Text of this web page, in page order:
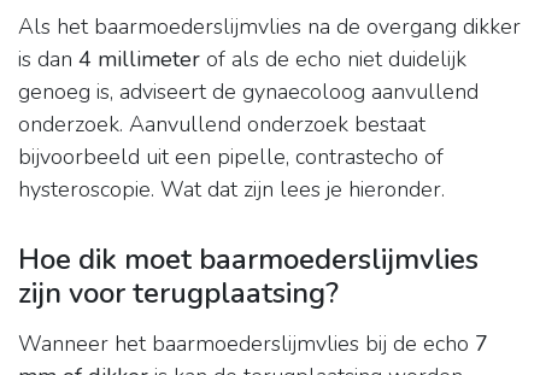
Als het baarmoederslijmvlies na de overgang dikker
is dan 4 millimeter of als de echo niet duidelijk
genoeg is, adviseert de gynaecoloog aanvullend
onderzoek. Aanvullend onderzoek bestaat
bijvoorbeeld uit een pipelle, contrastecho of
hysteroscopie. Wat dat zijn lees je hieronder.
Hoe dik moet baarmoederslijmvlies
zijn voor terugplaatsing?
Wanneer het baarmoederslijmvlies bij de echo 7